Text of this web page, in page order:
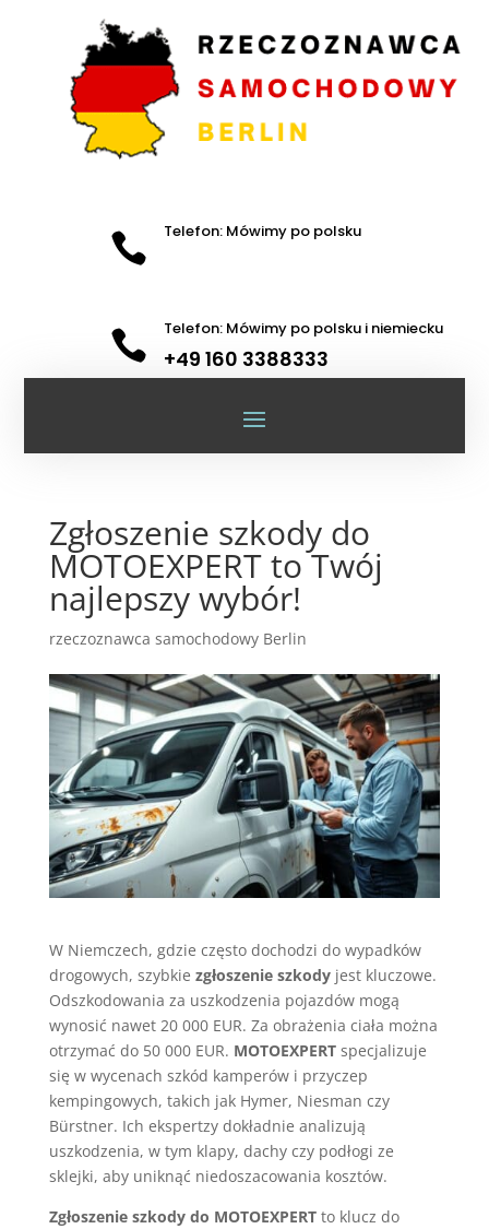
 Telefon: Mówimy po polsku
 Telefon: Mówimy po polsku i niemiecku
+49 160 3388333
Zgłoszenie szkody do
MOTOEXPERT to Twój
najlepszy wybór!
rzeczoznawca samochodowy Berlin
W Niemczech, gdzie często dochodzi do wypadków
drogowych, szybkie zgłoszenie szkodyjest kluczowe.
Odszkodowania za uszkodzenia pojazdów mogą
wynosić nawet 20 000 EUR. Za obrażenia ciała można
otrzymać do 50 000 EUR. MOTOEXPERTspecjalizuje
się w wycenach szkód kamperów i przyczep
kempingowych, takich jak Hymer, Niesman czy
Bürstner. Ich ekspertzy dokładnie analizują
uszkodzenia, w tym klapy, dachy czy podłogi ze
sklejki, aby uniknąć niedoszacowania kosztów.
Zgłoszenie szkody do MOTOEXPERTto klucz do